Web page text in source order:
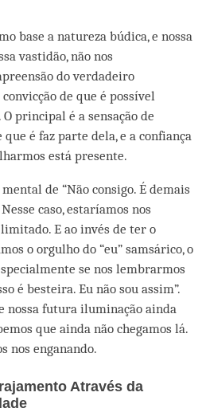
base a natureza búdica, e nossa
vastidão, não nos
do verdadeiro
de que é possível
principal é a sensação de
é faz parte dela, e a confiança
está presente.
de “Não consigo. É demais
caso, estaríamos nos
E ao invés de ter o
o orgulho do “eu” samsárico, o
se nos lembrarmos
é besteira. Eu não sou assim”.
nossa futura iluminação ainda
que ainda não chegamos lá.
nos enganando.
Através da